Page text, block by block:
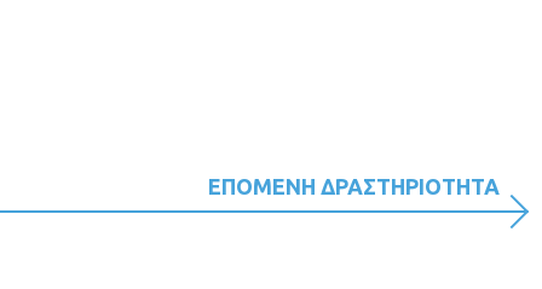
ΕΠΟΜΕΝΗ ΔΡΑΣΤΗΡΙΟΤΗΤΑ